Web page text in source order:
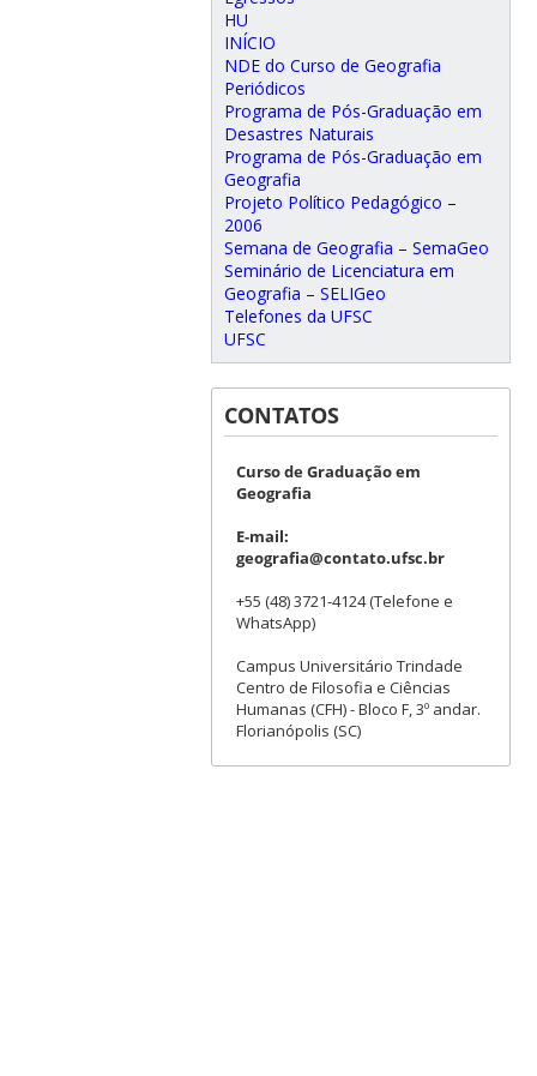
HU
INÍCIO
NDE do Curso de Geografia
Periódicos
Programa de Pós-Graduação em
Desastres Naturais
Programa de Pós-Graduação em
Geografia
Projeto Político Pedagógico –
2006
Semana de Geografia – SemaGeo
Seminário de Licenciatura em
Geografia – SELIGeo
Telefones da UFSC
UFSC
CONTATOS
Curso de Graduação em
Geografia
E-mail:
geografia@contato.ufsc.br
+55 (48) 3721-4124 (Telefone e
WhatsApp)
Campus Universitário Trindade
Centro de Filosofia e Ciências
Humanas (CFH) - Bloco F, 3º andar.
Florianópolis (SC)